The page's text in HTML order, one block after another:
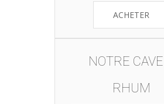
ACHETER
NOTRE
RHUM